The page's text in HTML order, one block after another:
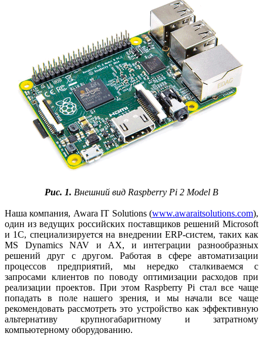
Рис. 1. Внешний вид Raspberry Pi 2 Model B
Наша компания, Awara IT Solutions (www.awaraitsolutions.com),
один из ведущих российских поставщиков решений Microsoft
и 1C, специализируется на внедрении ERP-систем, таких как
MS Dynamics NAV и AX, и интеграции разнообразных
решений друг с другом. Работая в сфере автоматизации
процессов предприятий, мы нередко сталкиваемся с
запросами клиентов по поводу оптимизации расходов при
реализации проектов. При этом Raspberry Pi стал все чаще
попадать в поле нашего зрения, и мы начали все чаще
рекомендовать рассмотреть это устройство как эффективную
альтернативу крупногабаритному и затратному
компьютерному оборудованию.